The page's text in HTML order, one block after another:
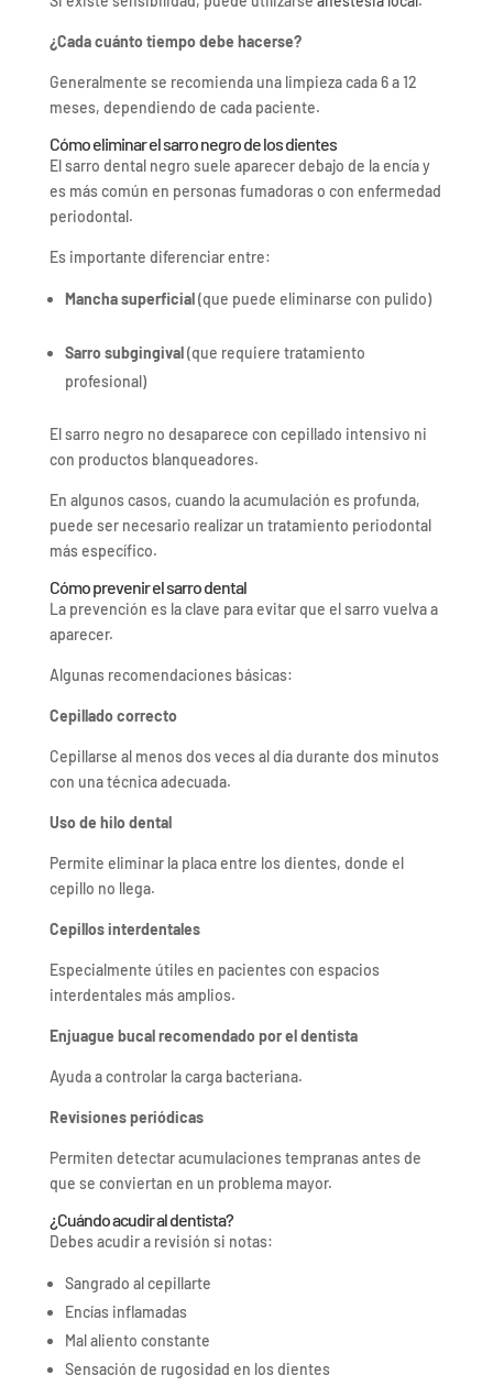
¿Cada cuánto tiempo debe hacerse?
Generalmente se recomienda una limpieza cada 6 a 12
meses, dependiendo de cada paciente.
Cómo eliminar el sarro negro de los dientes
El sarro dental negro suele aparecer debajo de la encía y
es más común en personas fumadoras o con enfermedad
periodontal.
Es importante diferenciar entre:
Mancha superficial(que puede eliminarse con pulido)
Sarro subgingival(que requiere tratamiento
profesional)
El sarro negro no desaparece con cepillado intensivo ni
con productos blanqueadores.
En algunos casos, cuando la acumulación es profunda,
puede ser necesario realizar un tratamiento periodontal
más específico.
Cómo prevenir el sarro dental
La prevención es la clave para evitar que el sarro vuelva a
aparecer.
Algunas recomendaciones básicas:
Cepillado correcto
Cepillarse al menos dos veces al día durante dos minutos
con una técnica adecuada.
Uso de hilo dental
Permite eliminar la placa entre los dientes, donde el
cepillo no llega.
Cepillos interdentales
Especialmente útiles en pacientes con espacios
interdentales más amplios.
Enjuague bucal recomendado por el dentista
Ayuda a controlar la carga bacteriana.
Revisiones periódicas
Permiten detectar acumulaciones tempranas antes de
que se conviertan en un problema mayor.
¿Cuándo acudir al dentista?
Debes acudir a revisión si notas:
Sangrado al cepillarte
Encías inflamadas
Mal aliento constante
Sensación de rugosidad en los dientes